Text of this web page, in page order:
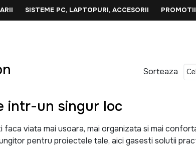
SISTEME PC, LAPTOPURI, ACCESORII PROMOTII
Sorteaza
intr-un singur loc
viata mai usoara, mai organizata si mai
pentru proiectele tale, aici gasesti solutii